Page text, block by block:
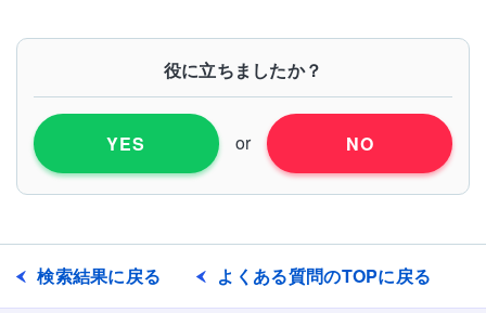
役に立ちましたか？
YES or NO
検索結果に戻る よくある質問のTOPに戻る